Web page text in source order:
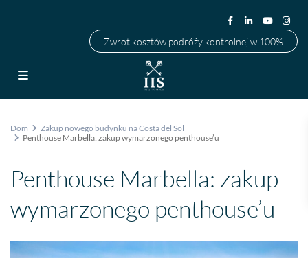
Zwrot kosztów podróży kontrolnej w 100%
Dom
Zakup nowego budynku na Costa del Sol
Penthouse Marbella: zakup wymarzonego penthouse’u
Penthouse Marbella: zakup
wymarzonego penthouse’u